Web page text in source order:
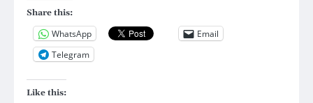
Share this:
WhatsApp
Email
Telegram
Like this: